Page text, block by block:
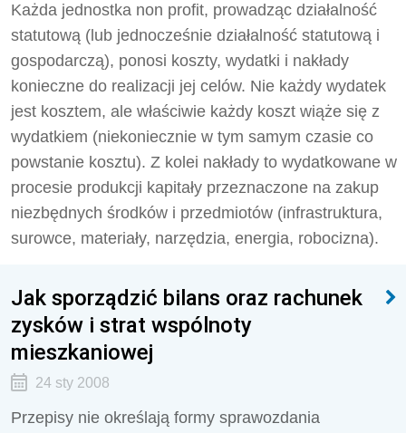
Każda jednostka non profit, prowadząc działalność
statutową (lub jednocześnie działalność statutową i
gospodarczą), ponosi koszty, wydatki i nakłady
konieczne do realizacji jej celów. Nie każdy wydatek
jest kosztem, ale właściwie każdy koszt wiąże się z
wydatkiem (niekoniecznie w tym samym czasie co
powstanie kosztu). Z kolei nakłady to wydatkowane w
procesie produkcji kapitały przeznaczone na zakup
niezbędnych środków i przedmiotów (infrastruktura,
surowce, materiały, narzędzia, energia, robocizna).
Jak sporządzić bilans oraz rachunek
zysków i strat wspólnoty
mieszkaniowej
24 sty 2008
Przepisy nie określają formy sprawozdania